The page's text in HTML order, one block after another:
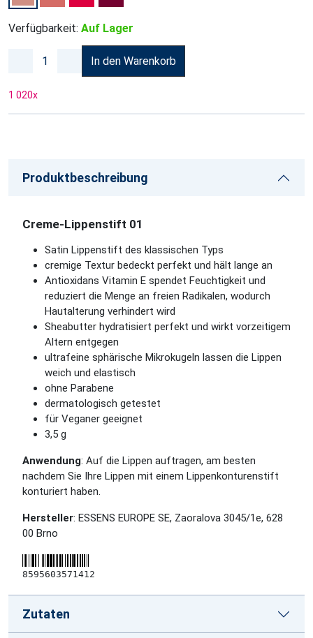
Verfügbarkeit: Auf Lager
In den Warenkorb
1 020x
Produktbeschreibung
Creme-Lippenstift 01
Satin Lippenstift des klassischen Typs
cremige Textur bedeckt perfekt und hält lange an
Antioxidans Vitamin E spendet Feuchtigkeit und
reduziert die Menge an freien Radikalen, wodurch
Hautalterung verhindert wird
Sheabutter hydratisiert perfekt und wirkt vorzeitigem
Altern entgegen
ultrafeine sphärische Mikrokugeln lassen die Lippen
weich und elastisch
ohne Parabene
dermatologisch getestet
für Veganer geeignet
3,5 g
Anwendung: Auf die Lippen auftragen, am besten
nachdem Sie Ihre Lippen mit einem Lippenkonturenstift
konturiert haben.
Hersteller: ESSENS EUROPE SE, Zaoralova 3045/1e, 628
00 Brno
8595603571412
Zutaten